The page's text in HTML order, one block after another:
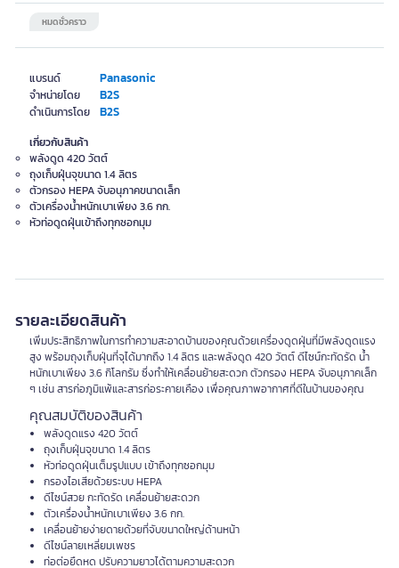
แบรนด์ Panasonic
จำหน่ายโดย B2S
ดำเนินการโดย B2S
หมดชั่วคราว
เกี่ยวกับสินค้า
พลังดูด 420 วัตต์
ถุงเก็บฝุ่นจุขนาด 1.4 ลิตร
ตัวกรอง HEPA จับอนุภาคขนาดเล็ก
ตัวเครื่องน้ำหนักเบาเพียง 3.6 กก.
หัวท่อดูดฝุ่นเข้าถึงทุกซอกมุม
รายละเอียดสินค้า
เพิ่มประสิทธิภาพในการทำความสะอาดบ้านของคุณด้วยเครื่องดูดฝุ่นที่มีพลังดูดแรง
สูง พร้อมถุงเก็บฝุ่นที่จุได้มากถึง 1.4 ลิตร และพลังดูด 420 วัตต์ ดีไซน์กะทัดรัด น้ำ
หนักเบาเพียง 3.6 กิโลกรัม ซึ่งทำให้เคลื่อนย้ายสะดวก ตัวกรอง HEPA จับอนุภาคเล็ก
ๆ เช่น สารก่อภูมิแพ้และสารก่อระคายเคือง เพื่อคุณภาพอากาศที่ดีในบ้านของคุณ
คุณสมบัติของสินค้า
พลังดูดแรง 420 วัตต์
ถุงเก็บฝุ่นจุขนาด 1.4 ลิตร
หัวท่อดูดฝุ่นเต็มรูปแบบ เข้าถึงทุกซอกมุม
กรองไอเสียด้วยระบบ HEPA
ดีไซน์สวย กะทัดรัด เคลื่อนย้ายสะดวก
ตัวเครื่องน้ำหนักเบาเพียง 3.6 กก.
เคลื่อนย้ายง่ายดายด้วยที่จับขนาดใหญ่ด้านหน้า
ดีไซน์ลายเหลี่ยมเพชร
ท่อต่อยืดหด ปรับความยาวได้ตามความสะดวก